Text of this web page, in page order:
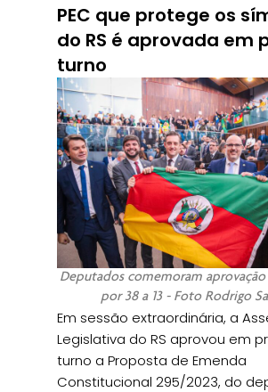
PEC que protege os
do RS é aprovada em
turno
Deputados comemoram
por 38 a 13 - Foto Rodrigo
Em sessão extraordinária, a
Legislativa do RS aprovou em
turno a Proposta de Emenda
Constitucional 295/2023, do